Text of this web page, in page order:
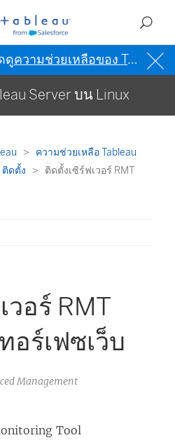
ดูความช่วยเหลือของ Tableau เป็นภาษาอังกฤษ (สหรัฐอเมริกา)
Server บน Linux
ความช่วยเหลือ Tableau
ติดตั้ง
ติดตั้งเซิร์ฟเวอร์ RMT
วอร์ RMT
อร์เฟซเว็บ
Management
Tool